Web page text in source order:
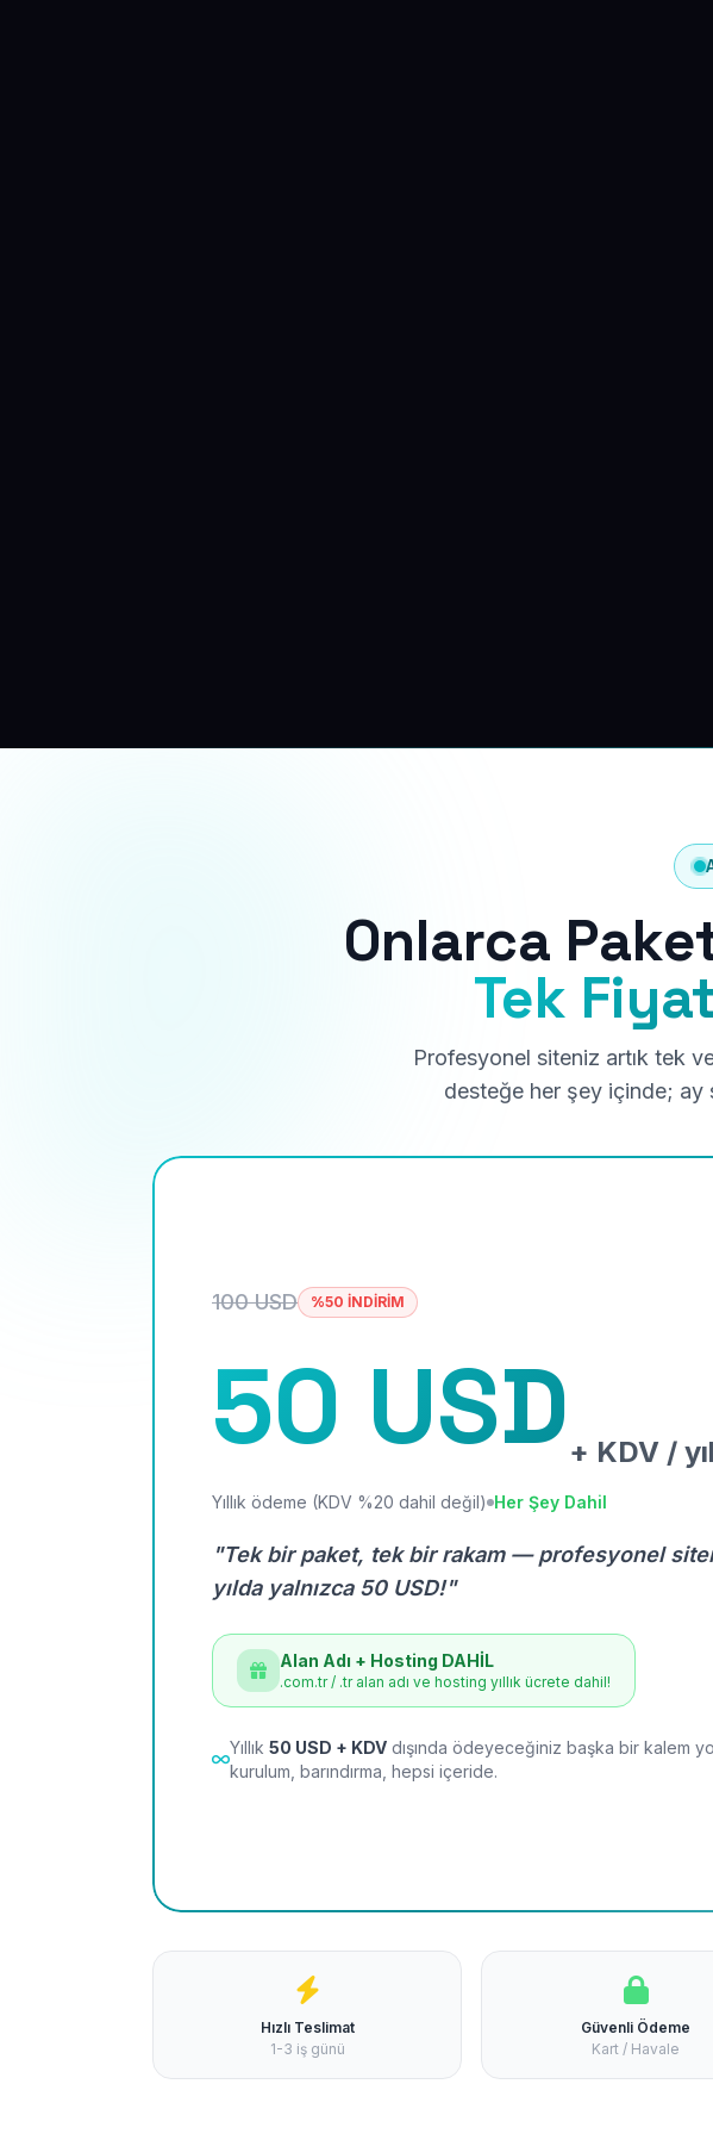
Onlarca
Tek
Profesyonel siteniz artık tek
desteğe her şey içinde; ay
100 USD %50 İNDİRİM
50 USD+ KDV / yıl
Yıllık ödeme (KDV %20 dahil değil) Her Şey Dahil
"Tek bir paket, tek bir rakam — profesyonel
yılda yalnızca 50 USD!"
Alan Adı + Hosting DAHİL
.com.tr / .tr alan adı ve hosting yıllık ücrete dahil!
Yıllık 50 USD + KDV dışında ödeyeceğiniz başka bir kalem
kurulum, barındırma, hepsi içeride.
Hızlı Teslimat
1-3 iş günü
Güvenli Ödeme
Kart / Havale